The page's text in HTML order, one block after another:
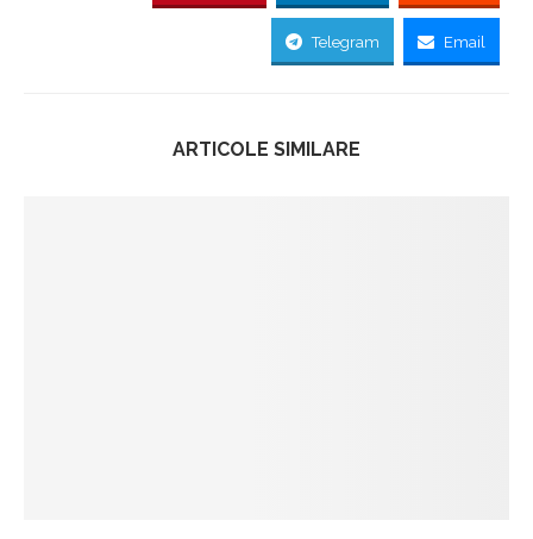
Telegram Email
ARTICOLE SIMILARE